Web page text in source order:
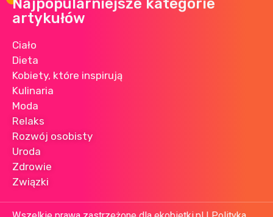
Najpopularniejsze kategorie
artykułów
Ciało
Dieta
Kobiety, które inspirują
Kulinaria
Moda
Relaks
Rozwój osobisty
Uroda
Zdrowie
Związki